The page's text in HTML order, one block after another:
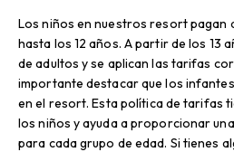
Los niños en nuestros resort pagan
hasta los 12 años. A partir de los 13
de adultos y se aplican las tarifas
importante destacar que los
en el resort. Esta política de tarifas
los niños y ayuda a proporcionar
para cada grupo de edad. Si tienes